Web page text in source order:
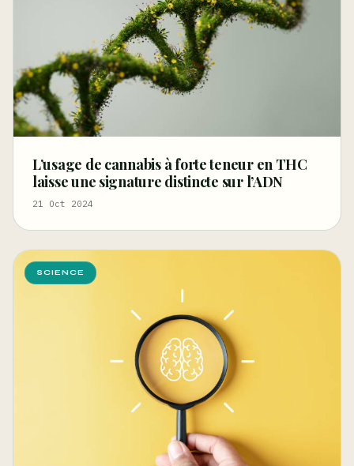
L’usage de cannabis à forte teneur en THC
laisse une signature distincte sur l’ADN
21 Oct 2024
SCIENCE